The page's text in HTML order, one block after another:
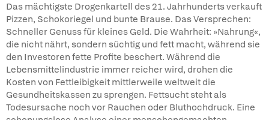
Das mächtigste Drogenkartell des 21. Jahrhunderts verkauft
Pizzen, Schokoriegel und bunte Brause. Das Versprechen:
Schneller Genuss für kleines Geld. Die Wahrheit: »Nahrung«,
die nicht nährt, sondern süchtig und fett macht, während sie
den Investoren fette Profite beschert. Während die
Lebensmittelindustrie immer reicher wird, drohen die
Kosten von Fettleibigkeit mittlerweile weltweit die
Gesundheitskassen zu sprengen. Fettsucht steht als
Todesursache noch vor Rauchen oder Bluthochdruck. Eine